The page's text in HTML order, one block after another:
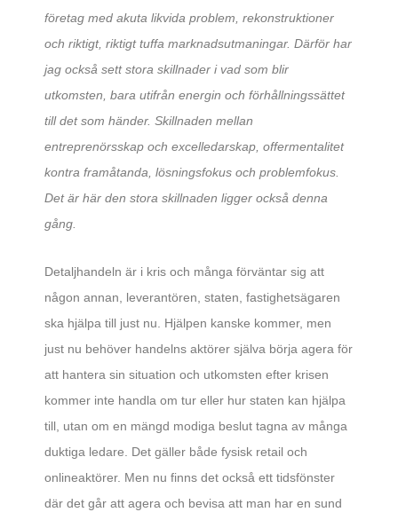
företag med akuta likvida problem, rekonstruktioner
och riktigt, riktigt tuffa marknadsutmaningar. Därför har
jag också sett stora skillnader i vad som blir
utkomsten, bara utifrån energin och förhållningssättet
till det som händer. Skillnaden mellan
entreprenörsskap och excelledarskap, offermentalitet
kontra framåtanda, lösningsfokus och problemfokus.
Det är här den stora skillnaden ligger också denna
gång.
Detaljhandeln är i kris och många förväntar sig att
någon annan, leverantören, staten, fastighetsägaren
ska hjälpa till just nu. Hjälpen kanske kommer, men
just nu behöver handelns aktörer själva börja agera för
att hantera sin situation och utkomsten efter krisen
kommer inte handla om tur eller hur staten kan hjälpa
till, utan om en mängd modiga beslut tagna av många
duktiga ledare. Det gäller både fysisk retail och
onlineaktörer. Men nu finns det också ett tidsfönster
där det går att agera och bevisa att man har en sund